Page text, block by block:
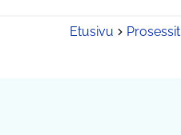
Etusivu Prosessit